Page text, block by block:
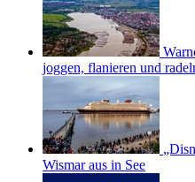
joggen, flanieren und
Wismar aus in See